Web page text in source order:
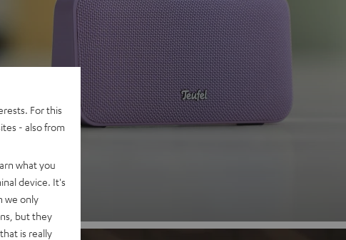
2
For this
- also from
what you
device. It's
we only
but they
is really